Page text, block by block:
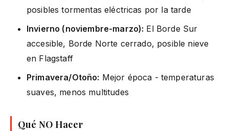
posibles tormentas eléctricas por la tarde
Invierno (noviembre-marzo): El Borde Sur
accesible, Borde Norte cerrado, posible nieve
en Flagstaff
Primavera/Otoño: Mejor época - temperaturas
suaves, menos multitudes
Qué NO Hacer